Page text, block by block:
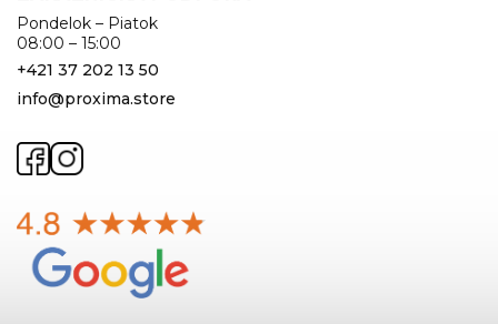
Pondelok – Piatok
08:00 – 15:00
+421 37 202 13 50
info@proxima.store